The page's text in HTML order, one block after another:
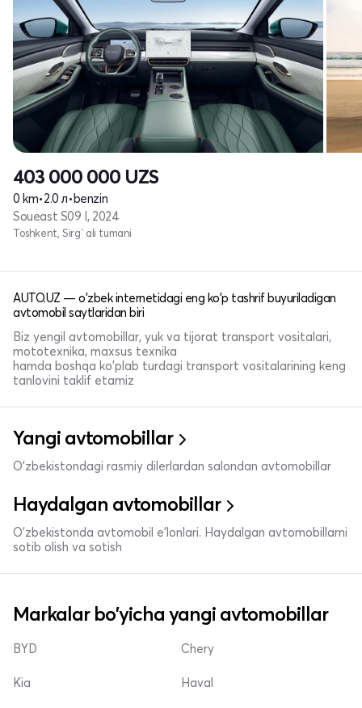
403 000 000 UZS
0 km•2.0 л•benzin
Soueast S09 I, 2024
Toshkent, Sirg`ali tumani
AUTO.UZ — o'zbek internetidagi eng ko'p tashrif buyuriladigan
avtomobil saytlaridan biri
Biz yengil avtomobillar, yuk va tijorat transport vositalari,
mototexnika, maxsus texnika
hamda boshqa ko'plab turdagi transport vositalarining keng
tanlovini taklif etamiz
Yangi avtomobillar
O'zbekistondagi rasmiy dilerlardan salondan avtomobillar
Haydalgan avtomobillar
O'zbekistonda avtomobil e’lonlari. Haydalgan avtomobillarni
sotib olish va sotish
Markalar bo'yicha yangi avtomobillar
BYD
Kia
Chery
Haval